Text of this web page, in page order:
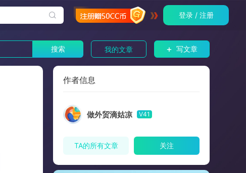
登录 / 注册
搜索 我的文章 + 写文章
作者信息
做外贸滴姑凉 V41
TA的所有文章 关注